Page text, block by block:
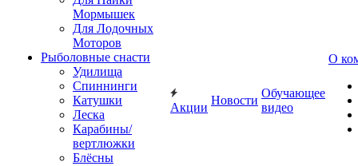
Мормышек
Для Лодочных
Моторов
Рыболовные снасти
Удилища
Спиннинги
Катушки
Леска
Карабины/
вертлюжки
Блёсны
Акции
Новости
Обучающее
видео
О